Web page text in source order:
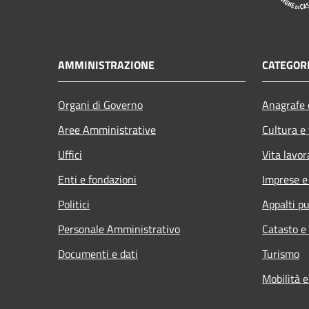
AMMINISTRAZIONE
Organi di Governo
Aree Amministrative
Uffici
Enti e fondazioni
Politici
Personale Amministrativo
Documenti e dati
Cultura
Vita
Imprese
Appalti
Catasto
Turismo
Mobilità